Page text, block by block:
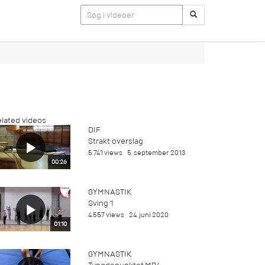
videos
00:26
DIF
Strakt overslag
5.741 views 5. september 2013
01:10
GYMNASTIK
Sving 1
4.557 views 24. juni 2020
GYMNASTIK